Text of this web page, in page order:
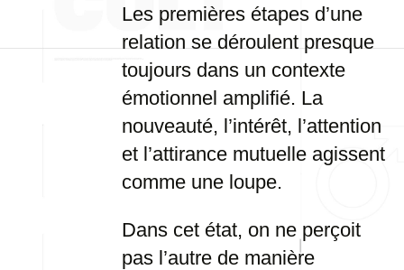
Les premières étapes d’une
relation se déroulent presque
toujours dans un contexte
émotionnel amplifié. La
nouveauté, l’intérêt, l’attention
et l’attirance mutuelle agissent
comme une loupe.
Dans cet état, on ne perçoit
pas l’autre de manière